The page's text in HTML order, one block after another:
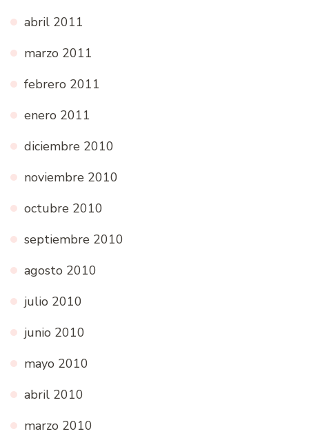
abril 2011
marzo 2011
febrero 2011
enero 2011
diciembre 2010
noviembre 2010
octubre 2010
septiembre 2010
agosto 2010
julio 2010
junio 2010
mayo 2010
abril 2010
marzo 2010